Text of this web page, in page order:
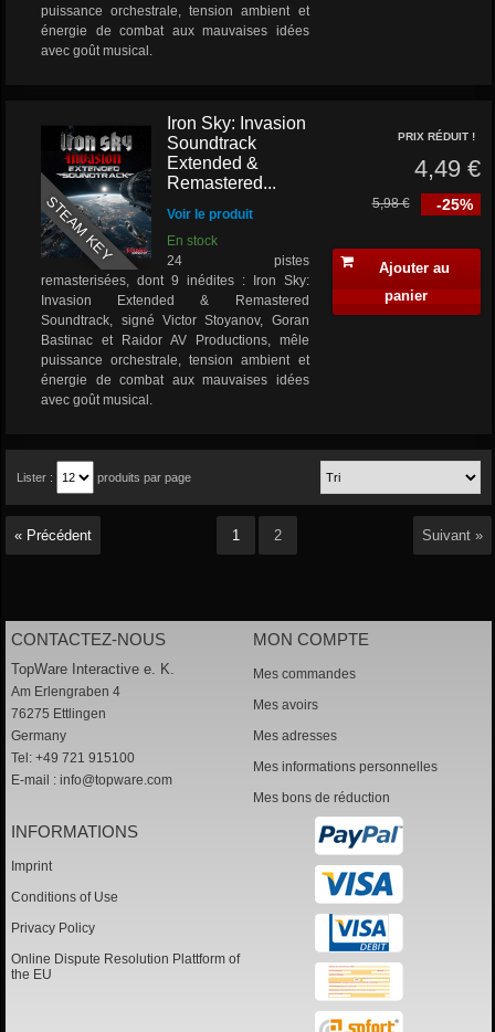
puissance orchestrale, tension ambient et
énergie de combat aux mauvaises idées
avec goût musical.
STEAM KEY
Iron Sky: Invasion
Soundtrack
Extended &
Remastered...
Voir le produit
En stock
24 pistes
remasterisées, dont 9 inédites : Iron Sky:
Invasion Extended & Remastered
Soundtrack, signé Victor Stoyanov, Goran
Bastinac et Raidor AV Productions, mêle
puissance orchestrale, tension ambient et
énergie de combat aux mauvaises idées
avec goût musical.
PRIX RÉDUIT !
4,49 €
-25%
5,98 €
Ajouter au
panier
Lister : produits par page
« Précédent 1 2 Suivant »
CONTACTEZ-NOUS
TopWare Interactive e. K.
Am Erlengraben 4
76275 Ettlingen
Germany
Tel: +49 721 915100
E-mail : info@topware.com
MON COMPTE
Mes commandes
Mes avoirs
Mes adresses
Mes informations personnelles
Mes bons de réduction
INFORMATIONS
Imprint
Conditions of Use
Privacy Policy
Online Dispute Resolution Plattform of
the EU